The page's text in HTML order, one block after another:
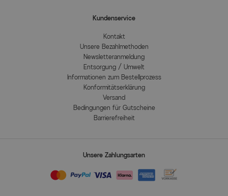
Kundenservice
Kontakt
Unsere Bezahlmethoden
Newsletteranmeldung
Entsorgung / Umwelt
Informationen zum Bestellprozess
Konformitätserklärung
Versand
Bedingungen für Gutscheine
Barrierefreiheit
Unsere Zahlungsarten